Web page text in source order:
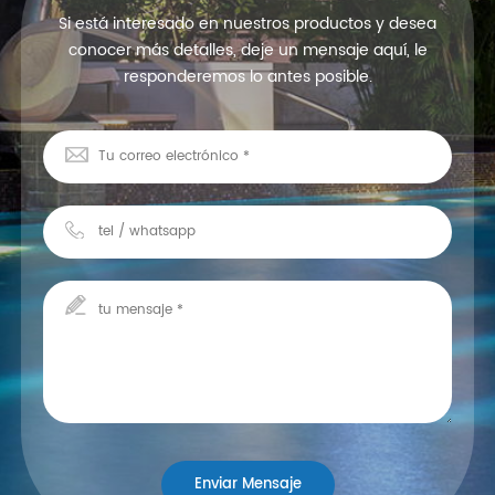
Si está interesado en nuestros productos y desea
conocer más detalles, deje un mensaje aquí, le
responderemos lo antes posible.